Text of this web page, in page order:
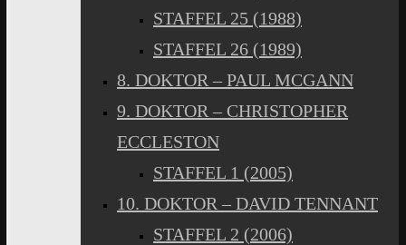
STAFFEL 25 (1988)
STAFFEL 26 (1989)
8. DOKTOR – PAUL MCGANN
9. DOKTOR – CHRISTOPHER
ECCLESTON
STAFFEL 1 (2005)
10. DOKTOR – DAVID TENNANT
STAFFEL 2 (2006)